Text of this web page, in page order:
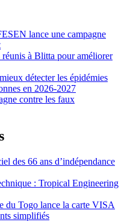
lance une campagne
à Blitta pour améliorer
détecter les épidémies
en 2026-2027
contre les faux
des 66 ans d’indépendance
: Tropical Engineering
du Togo lance la carte VISA
simplifiés